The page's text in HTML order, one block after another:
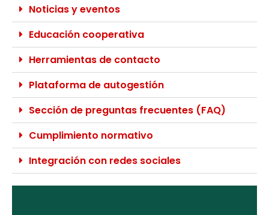
Noticias y eventos
Educación cooperativa
Herramientas de contacto
Plataforma de autogestión
Sección de preguntas frecuentes (FAQ)
Cumplimiento normativo
Integración con redes sociales